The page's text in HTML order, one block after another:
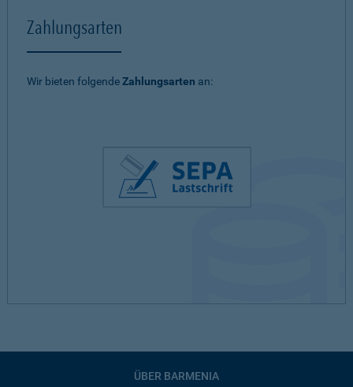
Zahlungsarten
Wir bieten folgendeZahlungsarten an:
ÜBER BARMENIA